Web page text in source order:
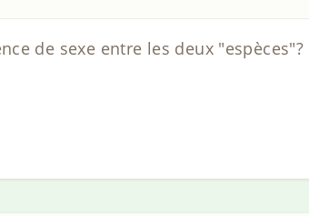
de sexe entre les deux "espèces"?